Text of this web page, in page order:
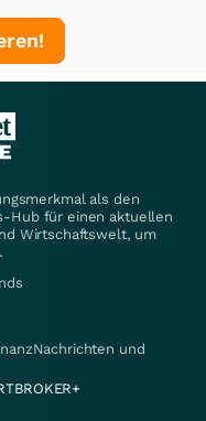
als den
Hub für einen aktuellen
Wirtschaftswelt, um
und